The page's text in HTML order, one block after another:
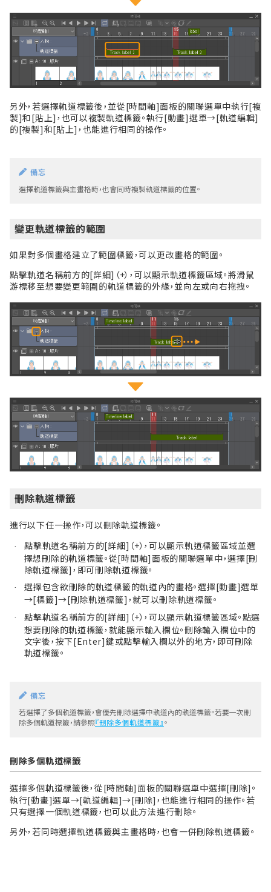
另外，若選擇軌道標籤後，並從[時間軸]面板的關聯選單中執行[複
製]和[貼上]，也可以複製軌道標籤。執行[動畫]選單→[軌道編輯]
的[複製]和[貼上]，也能進行相同的操作。
備忘
選擇軌道標籤與主畫格時，也會同時複製軌道標籤的位置。
變更軌道標籤的範圍
如果對多個畫格建立了範圍標籤，可以更改畫格的範圍。
點擊軌道名稱前方的[詳細]（+），可以顯示軌道標籤區域。將滑鼠
游標移至想要變更範圍的軌道標籤的外緣，並向左或向右拖拽。
刪除軌道標籤
進行以下任一操作，可以刪除軌道標籤。
·
點擊軌道名稱前方的[詳細]（+），可以顯示軌道標籤區域並選
擇想刪除的軌道標籤。從[時間軸]面板的關聯選單中，選擇[刪
除軌道標籤]，即可刪除軌道標籤。
·
選擇包含欲刪除的軌道標籤的軌道內的畫格。選擇[動畫]選單
→[標籤]→[刪除軌道標籤]，就可以刪除軌道標籤。
·
點擊軌道名稱前方的[詳細]（+），可以顯示軌道標籤區域。點選
想要刪除的軌道標籤，就能顯示輸入欄位。刪除輸入欄位中的
文字後，按下[Enter]鍵或點擊輸入欄以外的地方，即可刪除
軌道標籤。
備忘
若選擇了多個軌道標籤，會優先刪除選擇中軌道內的軌道標籤。若要一次刪
除多個軌道標籤，請參照『刪除多個軌道標籤』。
刪除多個軌道標籤
選擇多個軌道標籤後，從[時間軸]面板的關聯選單中選擇[刪除]。
執行[動畫]選單→[軌道編輯]→[刪除]，也能進行相同的操作。若
只有選擇一個軌道標籤，也可以此方法進行刪除。
另外，若同時選擇軌道標籤與主畫格時，也會一併刪除軌道標籤。